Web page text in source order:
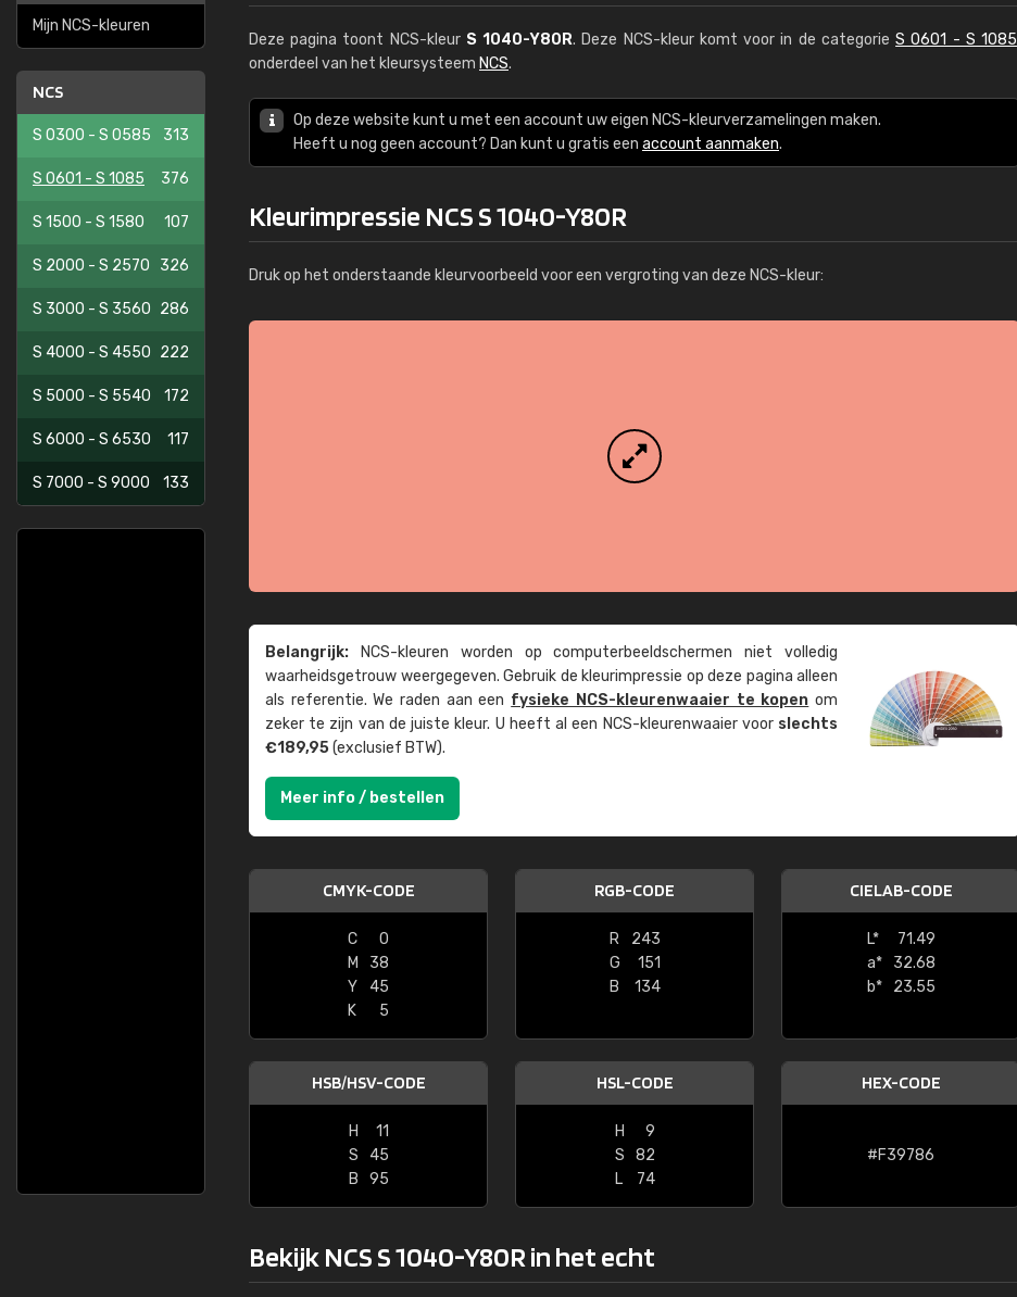
Mijn NCS-kleuren
NCS
S 0300 - S 0585 313
S 0601 - S 1085 376
S 1500 - S 1580 107
S 2000 - S 2570 326
S 3000 - S 3560 286
S 4000 - S 4550 222
S 5000 - S 5540 172
S 6000 - S 6530 117
S 7000 - S 9000 133
Deze pagina toont NCS-kleur S 1040-Y80R. Deze NCS-kleur komt voor in de categorieS 0601 - S 1085
onderdeel van het kleursysteem NCS.
Op deze website kunt u met een account uw eigen NCS-kleurverzamelingen maken.
Heeft u nog geen account? Dan kunt u gratis een account aanmaken.
Kleurimpressie NCS S 1040-Y80R
Druk op het onderstaande kleurvoorbeeld voor een vergroting van deze NCS-kleur:
Belangrijk: NCS-kleuren worden op computer­beeld­schermen niet volledig
waarheids­­getrouw weer­gegeven. Gebruik de kleur­impressie op deze pagina alleen
als referentie. We raden aan een fysieke NCS-kleuren­waaier te kopen om
zeker te zijn van de juiste kleur. U heeft al een NCS-kleuren­waaier voor slechts
€189,95(exclusief BTW).
Meer info / bestellen
CMYK-CODE
C
0
M
38
Y
45
K
5
RGB-CODE
R
243
G
151
B
134
CIELAB-CODE
L*
71.49
a*
32.68
b*
23.55
HSB/HSV-CODE
H
11
S
45
B
95
HSL-CODE
H
9
S
82
L
74
HEX-CODE
#F39786
Bekijk NCS S 1040-Y80R in het echt
"Super snelle service en zeer betaalbaar!"